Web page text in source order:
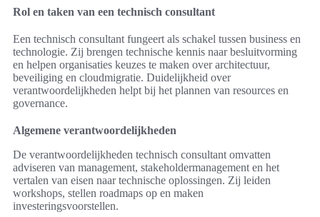
Rol en taken van een technisch consultant
Een technisch consultant fungeert als schakel tussen business en
technologie. Zij brengen technische kennis naar besluitvorming
en helpen organisaties keuzes te maken over architectuur,
beveiliging en cloudmigratie. Duidelijkheid over
verantwoordelijkheden helpt bij het plannen van resources en
governance.
Algemene verantwoordelijkheden
De verantwoordelijkheden technisch consultant omvatten
adviseren van management, stakeholdermanagement en het
vertalen van eisen naar technische oplossingen. Zij leiden
workshops, stellen roadmaps op en maken
investeringsvoorstellen.